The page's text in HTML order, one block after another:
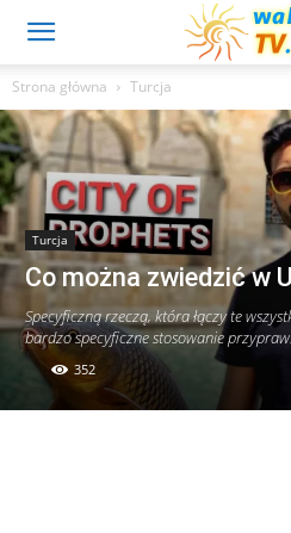
Strona główna Turcja
Turcja
Co można zwiedzić w
Specyficzną rzeczą, która łączy te
bardzo specyficzne stosowanie przypraw.
352